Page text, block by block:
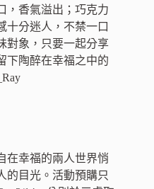
，香氣溢出；巧克力
十分迷人，不禁一口
對象，只要一起分享
下陶醉在幸福之中的
在幸福的兩人世界悄
的目光。活動預購只